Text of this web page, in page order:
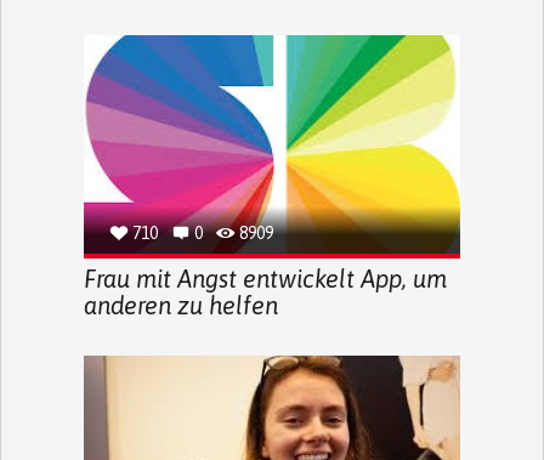
710 0 8909
Frau mit Angst entwickelt App, um
anderen zu helfen